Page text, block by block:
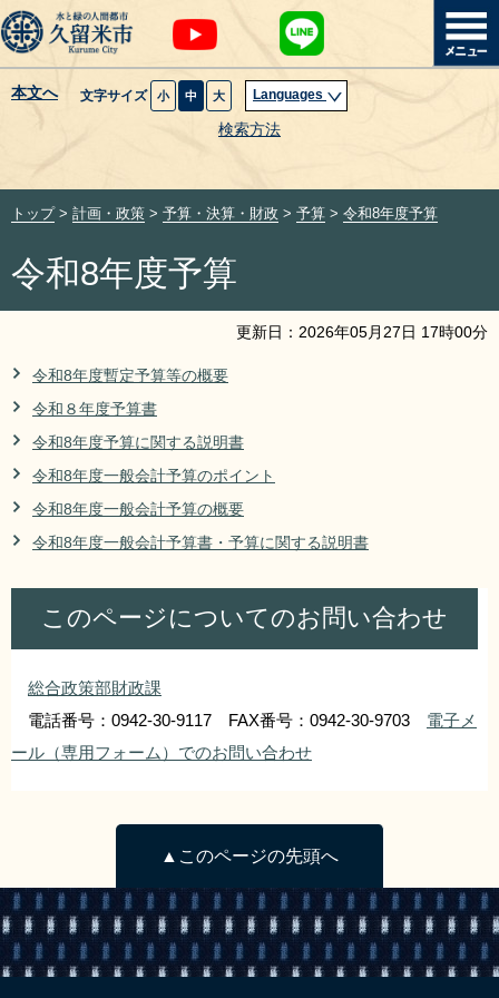
本文へ 文字サイズ 小 中 大 Languages
検索方法
暮らし・届出
健康・医療・福祉
観光魅力・イベント
計画・政策
サイトマップ 組織から探す
サイトについて
トップ> 計画・政策 > 予算・決算・財政 > 予算 > 令和8年度予算
令和8年度予算
更新日： 2026年05月 27日 17時00分
令和8年度暫定予算等の概要
令和８年度予算書
令和8年度予算に関する説明書
令和8年度一般会計予算のポイント
令和8年度一般会計予算の概要
令和8年度一般会計予算書・予算に関する説明書
このページについてのお問い合わせ
総合政策部財政課
電話番号：0942-30-9117 FAX番号：0942-30-9703 電子メ
ール（専用フォーム）でのお問い合わせ
▲このページの先頭へ